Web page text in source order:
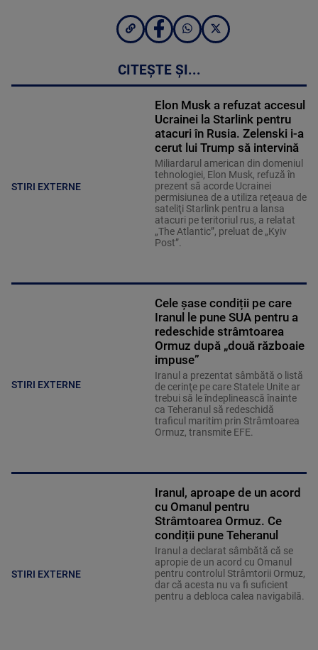
CITEȘTE ȘI...
STIRI EXTERNE
Elon Musk a refuzat accesul
Ucrainei la Starlink pentru
atacuri în Rusia. Zelenski i-a
cerut lui Trump să intervină
Miliardarul american din domeniul
tehnologiei, Elon Musk, refuză în
prezent să acorde Ucrainei
permisiunea de a utiliza reţeaua de
sateliţi Starlink pentru a lansa
atacuri pe teritoriul rus, a relatat
„The Atlantic”, preluat de „Kyiv
Post”.
STIRI EXTERNE
Cele șase condiții pe care
Iranul le pune SUA pentru a
redeschide strâmtoarea
Ormuz după „două războaie
impuse”
Iranul a prezentat sâmbătă o listă
de cerinţe pe care Statele Unite ar
trebui să le îndeplinească înainte
ca Teheranul să redeschidă
traficul maritim prin Strâmtoarea
Ormuz, transmite EFE.
STIRI EXTERNE
Iranul, aproape de un acord
cu Omanul pentru
Strâmtoarea Ormuz. Ce
condiții pune Teheranul
Iranul a declarat sâmbătă că se
apropie de un acord cu Omanul
pentru controlul Strâmtorii Ormuz,
dar că acesta nu va fi suficient
pentru a debloca calea navigabilă.